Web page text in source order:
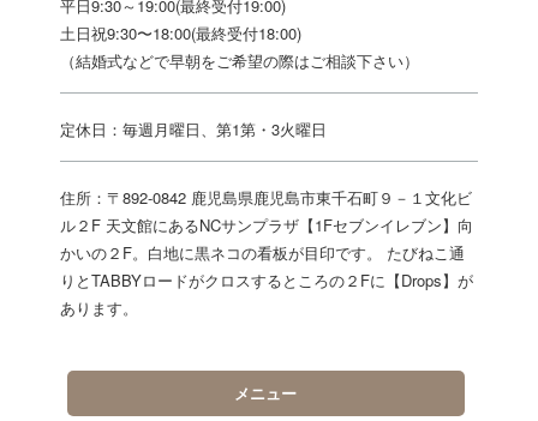
平日9:30～19:00(最終受付19:00)
土日祝9:30〜18:00(最終受付18:00)
（結婚式などで早朝をご希望の際はご相談下さい）
定休日：毎週月曜日、第1第・3火曜日
住所：〒892-0842 鹿児島県鹿児島市東千石町９－１文化ビ
ル２F 天文館にあるNCサンプラザ【1Fセブンイレブン】向
かいの２F。白地に黒ネコの看板が目印です。 たびねこ通
りとTABBYロードがクロスするところの２Fに【Drops】が
あります。
メニュー